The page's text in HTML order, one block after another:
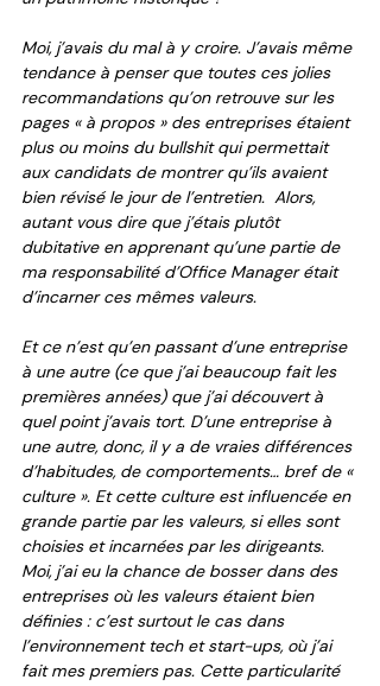
Moi, j’avais du mal à y croire. J’avais même
tendance à penser que toutes ces jolies
recommandations qu’on retrouve sur les
pages « à propos » des entreprises étaient
plus ou moins du bullshit qui permettait
aux candidats de montrer qu’ils avaient
bien révisé le jour de l’entretien.  Alors,
autant vous dire que j’étais plutôt
dubitative en apprenant qu’une partie de
ma responsabilité d’Office Manager était
d’incarner ces mêmes valeurs.
Et ce n’est qu’en passant d’une entreprise
à une autre (ce que j’ai beaucoup fait les
premières années) que j’ai découvert à
quel point j’avais tort. D’une entreprise à
une autre, donc, il y a de vraies différences
d’habitudes, de comportements… bref de «
culture ». Et cette culture est influencée en
grande partie par les valeurs, si elles sont
choisies et incarnées par les dirigeants.
Moi, j’ai eu la chance de bosser dans des
entreprises où les valeurs étaient bien
définies : c’est surtout le cas dans
l’environnement tech et start-ups, où j’ai
fait mes premiers pas. Cette particularité